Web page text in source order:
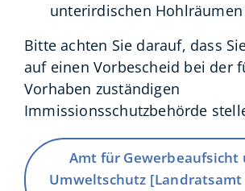
unterirdischen
Bitte achten Sie darauf, dass
auf einen Vorbescheid bei der
Vorhaben zuständigen
Immissionsschutzbehörde
Amt für Gewerbeaufsicht
Umweltschutz [Landratsamt